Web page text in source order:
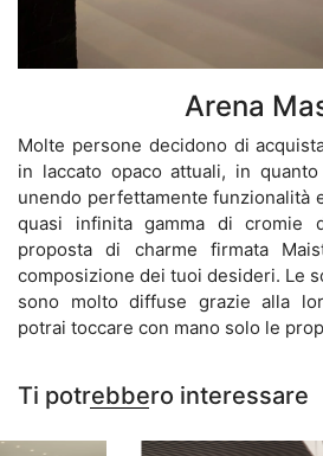
Arena
Molte persone decidono di
in laccato opaco attuali, in
unendo perfettamente funzionalità
quasi infinita gamma di cromie
proposta di charme firmata
composizione dei tuoi desideri. Le
sono molto diffuse grazie alla
potrai toccare con mano solo le
Ti potrebbero interessare